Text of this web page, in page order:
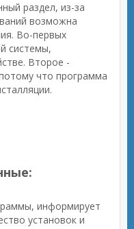
раздел, из-за
возможна
Во-первых
системы,
Второе -
что программа
информирует
установок и